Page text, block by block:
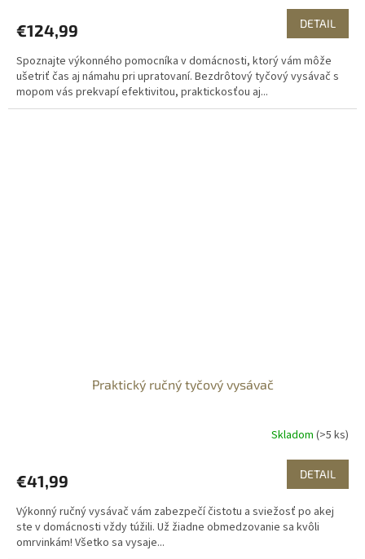
€124,99 DETAIL
Spoznajte výkonného pomocníka v domácnosti, ktorý vám môže
ušetriť čas aj námahu pri upratovaní. Bezdrôtový tyčový vysávač s
mopom vás prekvapí efektivitou, praktickosťou aj...
Praktický ručný tyčový vysávač
Skladom (>5 ks)
€41,99 DETAIL
Výkonný ručný vysávač vám zabezpečí čistotu a sviežosť po akej
ste v domácnosti vždy túžili. Už žiadne obmedzovanie sa kvôli
omrvinkám! Všetko sa vysaje...